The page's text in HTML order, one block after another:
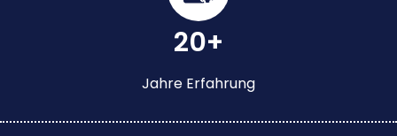
20+
Jahre Erfahrung